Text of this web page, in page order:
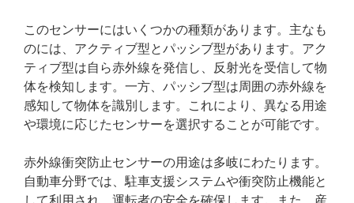
このセンサーにはいくつかの種類があります。主なも
のには、アクティブ型とパッシブ型があります。アク
ティブ型は自ら赤外線を発信し、反射光を受信して物
体を検知します。一方、パッシブ型は周囲の赤外線を
感知して物体を識別します。これにより、異なる用途
や環境に応じたセンサーを選択することが可能です。
赤外線衝突防止センサーの用途は多岐にわたります。
自動車分野では、駐車支援システムや衝突防止機能と